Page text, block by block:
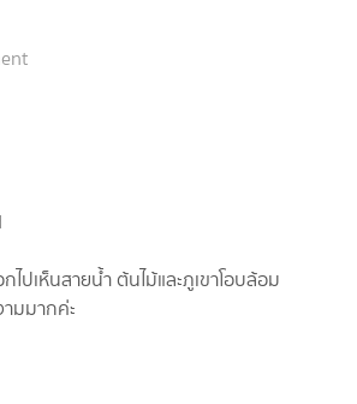
ปเห็นสายน้ำ ต้นไม้และภูเขาโอบล้อม
มมากค่ะ